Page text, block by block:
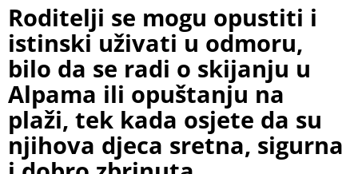
Roditelji se mogu opustiti i
istinski uživati u odmoru,
bilo da se radi o skijanju u
Alpama ili opuštanju na
plaži, tek kada osjete da su
njihova djeca sretna, sigurna